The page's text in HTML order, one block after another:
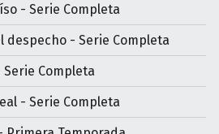
- Serie Completa
despecho - Serie Completa
Completa
- Serie Completa